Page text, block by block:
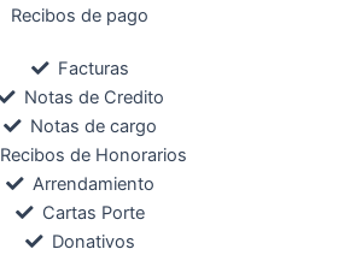
Recibos de pago
Facturas
Notas de Credito
Notas de cargo
Recibos de Honorarios
Arrendamiento
Cartas Porte
Donativos